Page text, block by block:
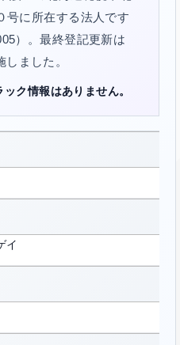
号に所在する法人です
）。最終登記更新は
ました。
ク情報はありません。
イ